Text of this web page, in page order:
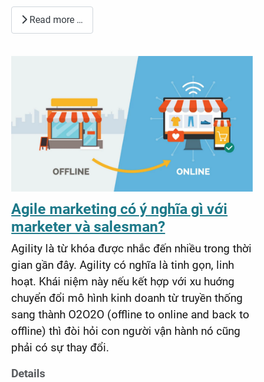
Read more …
Agile marketing có ý nghĩa gì với
marketer và salesman?
Agility là từ khóa được nhắc đến nhiều trong thời
gian gần đây. Agility có nghĩa là tinh gọn, linh
hoạt. Khái niệm này nếu kết hợp với xu huớng
chuyển đổi mô hình kinh doanh từ truyền thống
sang thành O2O2O (offline to online and back to
offline) thì đòi hỏi con người vận hành nó cũng
phải có sự thay đổi.
Details